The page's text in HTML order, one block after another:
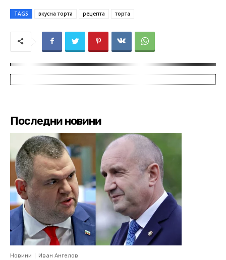
TAGS вкусна торта рецепта торта
Последни новини
Новини Иван Ангелов